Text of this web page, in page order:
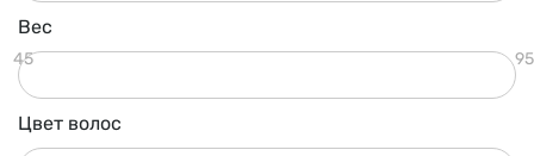
Вес
45 95
Цвет волос